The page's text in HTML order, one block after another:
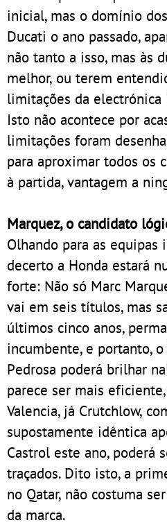
inicial, mas o domínio
Ducati o ano passado,
não tanto a isso, mas às
melhor, ou terem
limitações da electrónica
Isto não acontece por
limitações foram
para aproximar todos os
à partida, vantagem a
Marquez, o candidato
Olhando para as
decerto a Honda estará
forte: Não só Marc
vai em seis títulos, mas
últimos cinco anos,
incumbente, e portanto,
Pedrosa poderá brilhar
parece ser mais
Valencia, já Crutchlow,
supostamente idêntica
Castrol este ano, poderá
traçados. Dito isto, a
no Qatar, não costuma
da marca.